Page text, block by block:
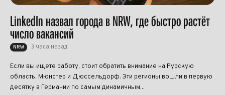
LinkedIn назвал города в NRW, где быстро растёт
число вакансий
NRW 3 часа назад
Если вы ищете работу, стоит обратить внимание на Рурскую
область, Мюнстер и Дюссельдорф. Эти регионы вошли в первую
десятку в Германии по самым динамичным...